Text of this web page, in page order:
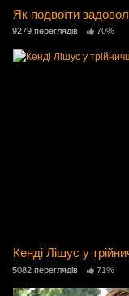
Як подвоїти
9279 переглядів 70%
Кенді Лішус у
5082 переглядів 71%